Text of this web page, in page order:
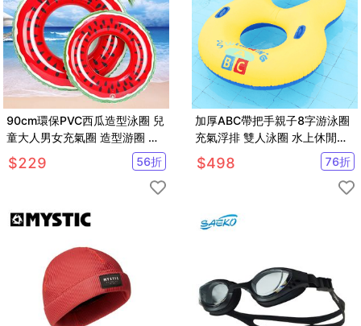
90cm環保PVC西瓜造型泳圈 兒
童大人男女充氣圈 造型游圈 夏
季戲水【SV61040】
$229 56折
加厚ABC帶把手親子8字游泳圈
充氣浮排 雙人泳圈 水上休閒用
品【SV61242】
$498 76折